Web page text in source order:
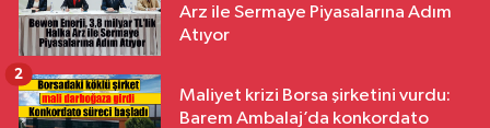
Arz ile Sermaye Piyasalarına Adım
Atıyor
Maliyet krizi Borsa şirketini vurdu:
Barem Ambalaj’da konkordato
2